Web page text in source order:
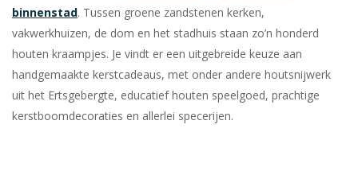
binnenstad. Tussen groene zandstenen kerken,
vakwerkhuizen, de dom en het stadhuis staan zo’n honderd
houten kraampjes. Je vindt er een uitgebreide keuze aan
handgemaakte kerstcadeaus, met onder andere houtsnijwerk
uit het Ertsgebergte, educatief houten speelgoed, prachtige
kerstboomdecoraties en allerlei specerijen.